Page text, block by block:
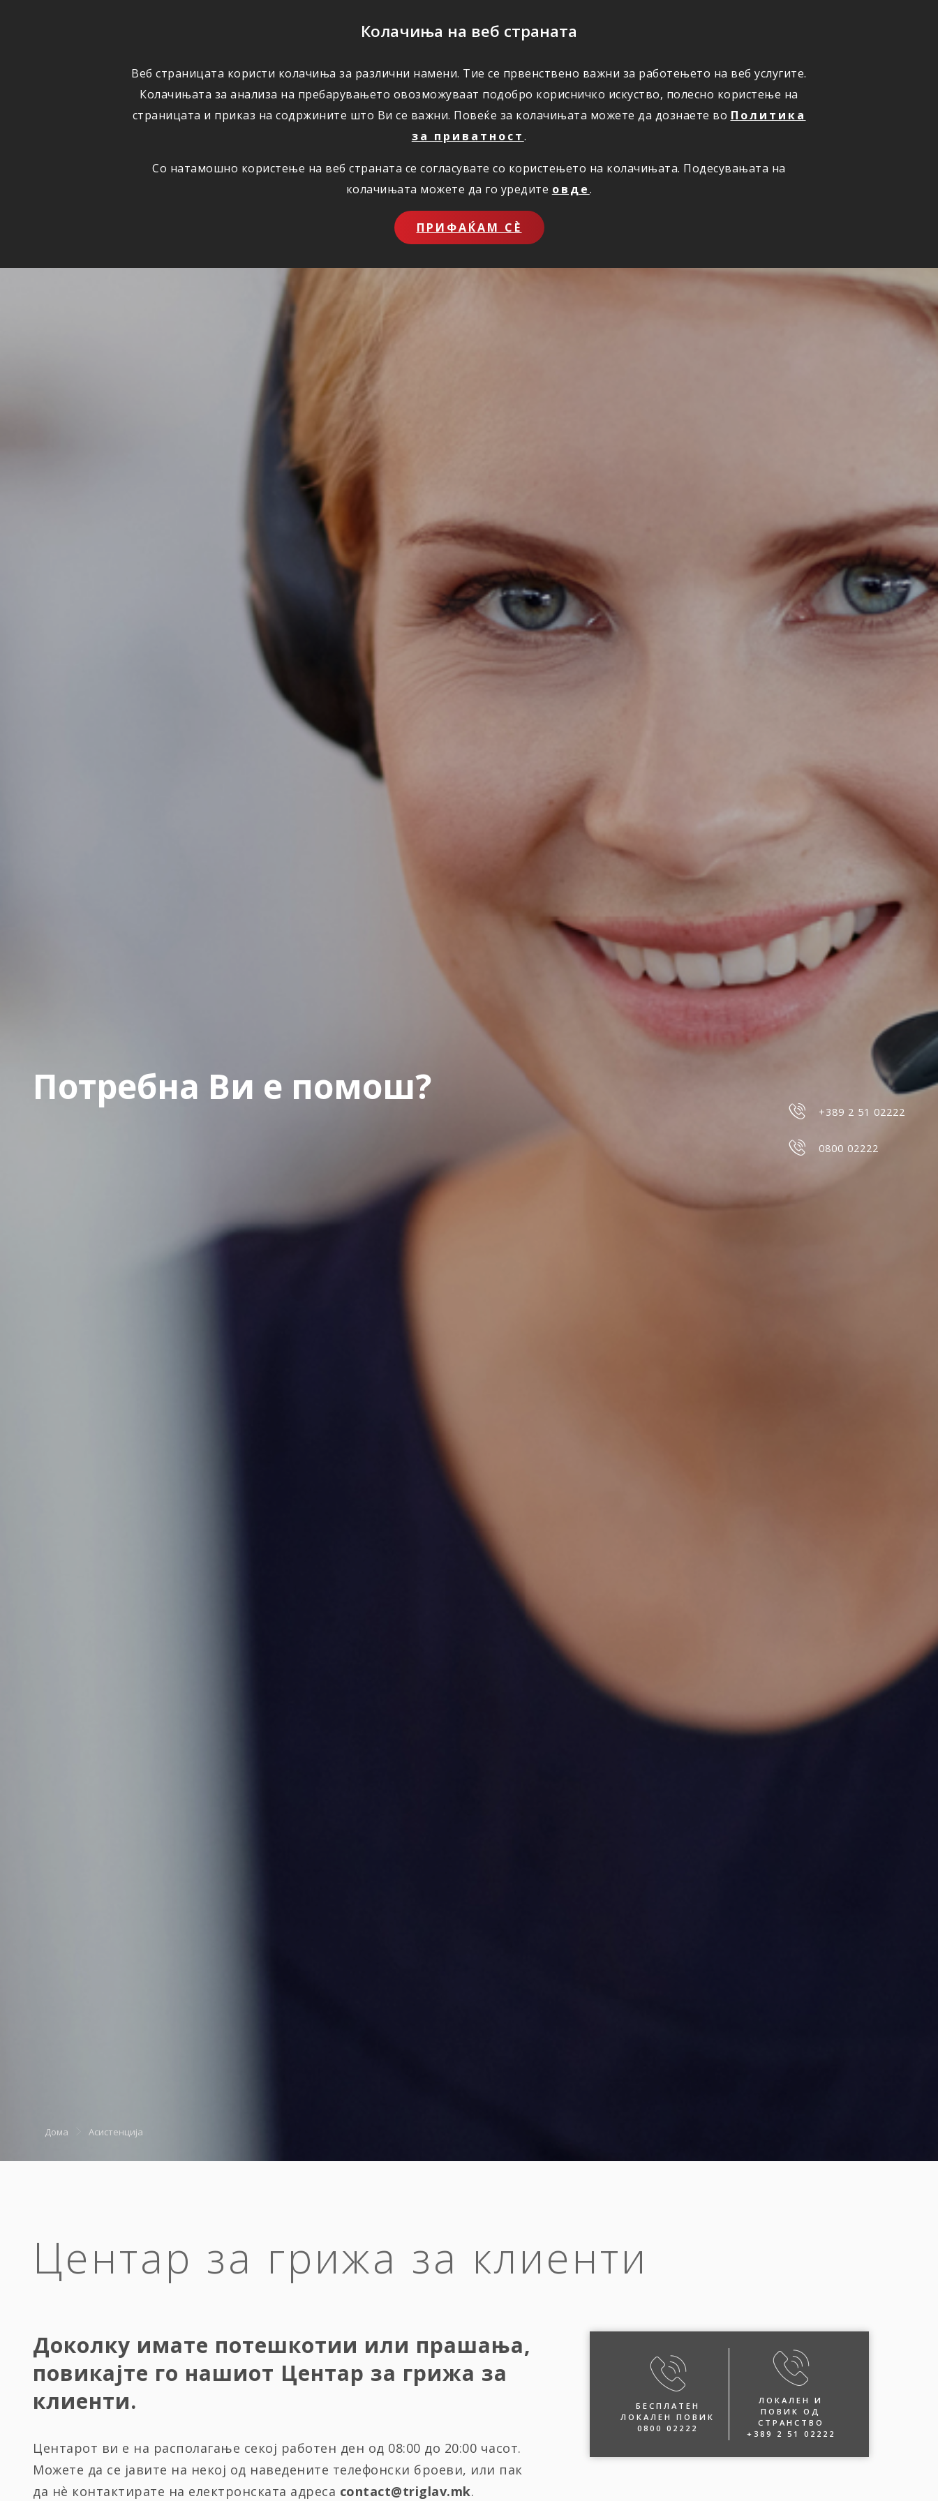
Колачиња на веб страната
Веб страницата користи колачиња за различни намени. Тие се првенствено важни за работењето на веб услугите.
Колачињата за анализа на пребарувањето овозможуваат подобро корисничко искуство, полесно користење на
страницата и приказ на содржините што Ви се важни. Повеќе за колачињата можете да дознаете во Политика
за приватност.
Со натамошно користење на веб страната се согласувате со користењето на колачињата. Подесувањата на
колачињата можете да го уредите овде.
ПРИФАЌАМ СЀ
ОСИГУРУВАЊЕ ШТЕТИ ПОВОЛНОСТИ КОРИСНО ЗА НАС ОНЛАЈН ПРИЈАВИ ШТЕТА
Потребна Ви е помош?
+389 2 51 02222
0800 02222
Дома Асистенција
Центар за грижа за клиенти
Доколку имате потешкотии или прашања,
повикајте го нашиот Центар за грижа за
клиенти.
Центарот ви е на располагање секој работен ден од 08:00 до 20:00 часот.
Можете да се јавите на некој од наведените телефонски броеви, или пак
да нѐ контактирате на електронската адреса contact@triglav.mk.
БЕСПЛАТЕН
ЛОКАЛЕН ПОВИК
0800 02222
ЛОКАЛЕН И
ПОВИК ОД
СТРАНСТВО
+389 2 51 02222